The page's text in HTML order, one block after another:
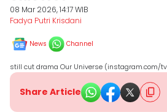
08 Mar 2026, 14:17 WIB
Fadya Putri Krisdani
News Channel
still cut drama Our Universe (instagram.com/
Share Article